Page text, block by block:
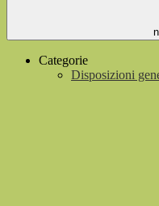
Categorie
Disposizioni